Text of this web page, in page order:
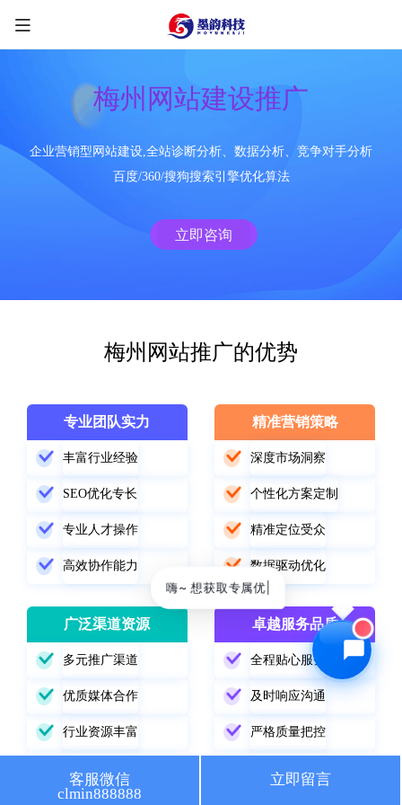
梅州网站建设推广
企业营销型网站建设,全站诊断分析、数据分析、竞争对手分析
百度/360/搜狗搜索引擎优化算法
立即咨询
梅州网站推广的优势
专业团队实力
丰富行业经验
SEO优化专长
专业人才操作
高效协作能力
精准营销策略
深度市场洞察
个性化方案定制
精准定位受众
数据驱动优化
广泛渠道资源
多元推广渠道
优质媒体合作
行业资源丰富
卓越服务品质
全程贴心服务
及时响应沟通
严格质量把控
客服微信
clmin888888
立即留言
嗨~ 想获取专|
限时优惠咨询中
🔍 SEO优化 🎬 短视频
📍 GEO推广
📢 信息流 ✏️ 其他
咨询内容